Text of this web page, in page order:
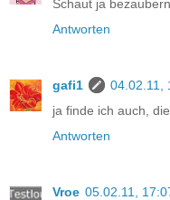
Schaut ja
Antworten
gafi1
04.02.11,
ja finde ich auch,
Antworten
Vroe 05.02.11,